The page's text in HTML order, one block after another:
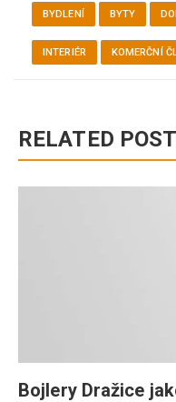
BYDLENÍ BYTY
INTERIÉR KOMERČNÍ
RELATED
Bojlery Dražice